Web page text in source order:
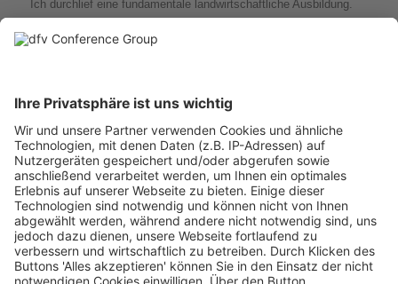
Ich durchlief eine fundamentale landwirtschaftliche Ausbildung.
Als Betriebsleiter und Gutsverwalter arbeitete ich bis ins Jahr
erneuerbare Energien, dies beinhaltet unter anderem Windkraft
und Biogas. Eine Herzensangelegenheit ist die Stärkung des
ländlichen Raumes. Hier steht die Förderung der dörflichen
Struktur und die nachgelagerten Bereiche der Landwirtschaft im
Fokus.
Eine große Aufgabe, die ich mir gestellt habe, ist die Stadt-
Landverbindung zu der wir eine Agrarinitiative mit der
Universitäts- und Hansestadt Greifswald gegründet haben. Seit